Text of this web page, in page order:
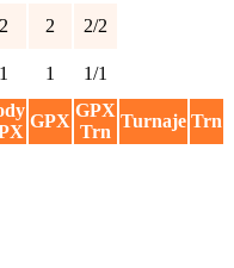
2 2 2/2
1 1 1/1
GPX
GPX
Trn
Turnaje Trn